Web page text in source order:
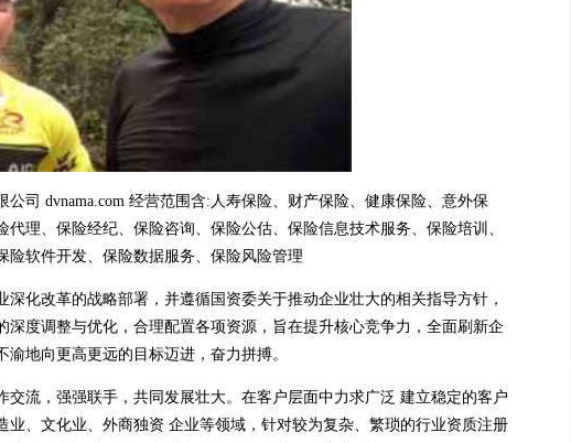
司 dvnama.com 经营范围含:人寿保险、财产保险、健康保险、意外保
理、保险经纪、保险咨询、保险公估、保险信息技术服务、保险培训、
软件开发、保险数据服务、保险风险管理
化改革的战略部署，并遵循国资委关于推动企业壮大的相关指导方针，
度调整与优化，合理配置各项资源，旨在提升核心竞争力，全面刷新企
地向更高更远的目标迈进，奋力拼搏。
流，强强联手，共同发展壮大。在客户层面中力求广泛 建立稳定的客户
、文化业、外商独资 企业等领域，针对较为复杂、繁琐的行业资质注册